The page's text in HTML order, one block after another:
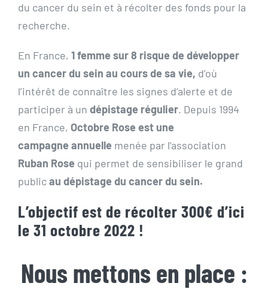
du cancer du sein et à récolter des fonds pour la
recherche.
En France, 1 femme sur 8 risque de développer
un cancer du sein au cours de sa vie, d’où
l’intérêt de connaître les signes d’alerte et de
participer à un dépistage régulier. Depuis 1994
en France, Octobre Rose est une
campagne annuelle menée par l’association
Ruban Rose qui permet de sensibiliser le grand
publicau dépistage du cancer du sein.
L’objectif est de récolter 300€ d’ici
le 31 octobre 2022 !
Nous mettons en place :